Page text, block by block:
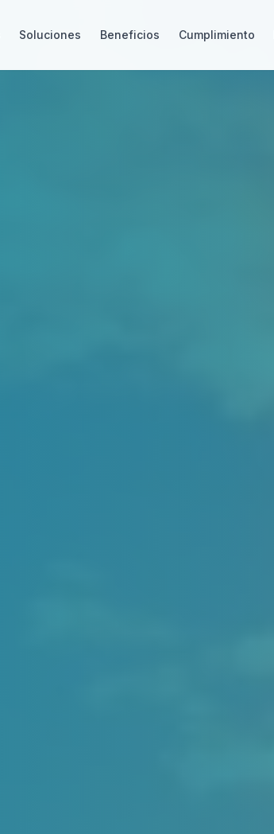
Soluciones Beneficios Cumplimiento